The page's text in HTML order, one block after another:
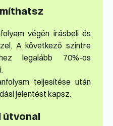
végén írásbeli és
A következő szintre
legalább 70%-os
teljesítése után
jelentést kapsz.
útvonal